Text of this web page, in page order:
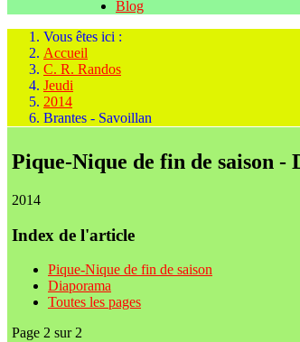
Blog
Vous êtes ici :
Accueil
C. R. Randos
Jeudi
2014
Brantes - Savoillan
Pique-Nique de fin de saison -
2014
Index de l'article
Pique-Nique de fin de saison
Diaporama
Toutes les pages
Page 2 sur 2